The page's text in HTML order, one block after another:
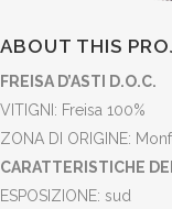
ABOUT THIS
FREISA D’ASTI D.O.C.
VITIGNI: Freisa 100%
ZONA DI ORIGINE:
CARATTERISTICHE
ESPOSIZIONE: sud